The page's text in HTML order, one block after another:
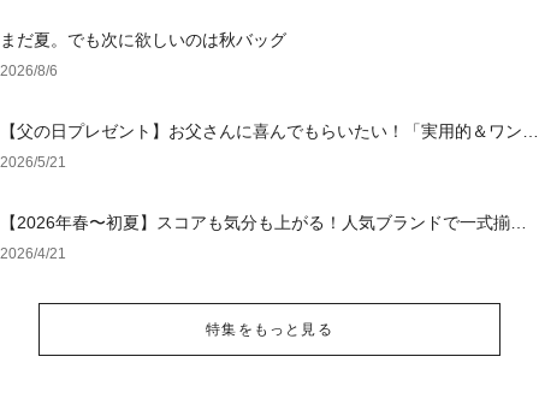
まだ夏。でも次に欲しいのは秋バッグ
2026/8/6
【父の日プレゼント】お父さんに喜んでもらいたい！「実用的＆ワンラ
ンク上のアイテム」特集
2026/5/21
【2026年春〜初夏】スコアも気分も上がる！人気ブランドで一式揃え
る「大人の勝負ゴルフウェア」
2026/4/21
特集をもっと見る